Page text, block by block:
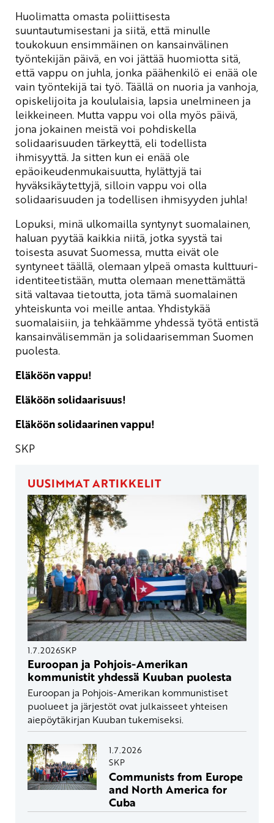
Huolimatta omasta poliittisesta
suuntautumisestani ja siitä, että minulle
toukokuun ensimmäinen on kansainvälinen
työntekijän päivä, en voi jättää huomiotta sitä,
että vappu on juhla, jonka päähenkilö ei enää ole
vain työntekijä tai työ. Täällä on nuoria ja vanhoja,
opiskelijoita ja koululaisia, lapsia unelmineen ja
leikkeineen. Mutta vappu voi olla myös päivä,
jona jokainen meistä voi pohdiskella
solidaarisuuden tärkeyttä, eli todellista
ihmisyyttä. Ja sitten kun ei enää ole
epäoikeudenmukaisuutta, hylättyjä tai
hyväksikäytettyjä, silloin vappu voi olla
solidaarisuuden ja todellisen ihmisyyden juhla!
Lopuksi, minä ulkomailla syntynyt suomalainen,
haluan pyytää kaikkia niitä, jotka syystä tai
toisesta asuvat Suomessa, mutta eivät ole
syntyneet täällä, olemaan ylpeä omasta kulttuuri-
identiteetistään, mutta olemaan menettämättä
sitä valtavaa tietoutta, jota tämä suomalainen
yhteiskunta voi meille antaa. Yhdistykää
suomalaisiin, ja tehkäämme yhdessä työtä entistä
kansainvälisemmän ja solidaarisemman Suomen
puolesta.
Eläköön vappu!
Eläköön solidaarisuus!
Eläköön solidaarinen vappu!
SKP
UUSIMMAT ARTIKKELIT
1.7.2026SKP
Euroopan ja Pohjois-Amerikan
kommunistit yhdessä Kuuban puolesta
Euroopan ja Pohjois-Amerikan kommunistiset
puolueet ja järjestöt ovat julkaisseet yhteisen
aiepöytäkirjan Kuuban tukemiseksi.
1.7.2026
SKP
Communists from Europe
and North America for
Cuba